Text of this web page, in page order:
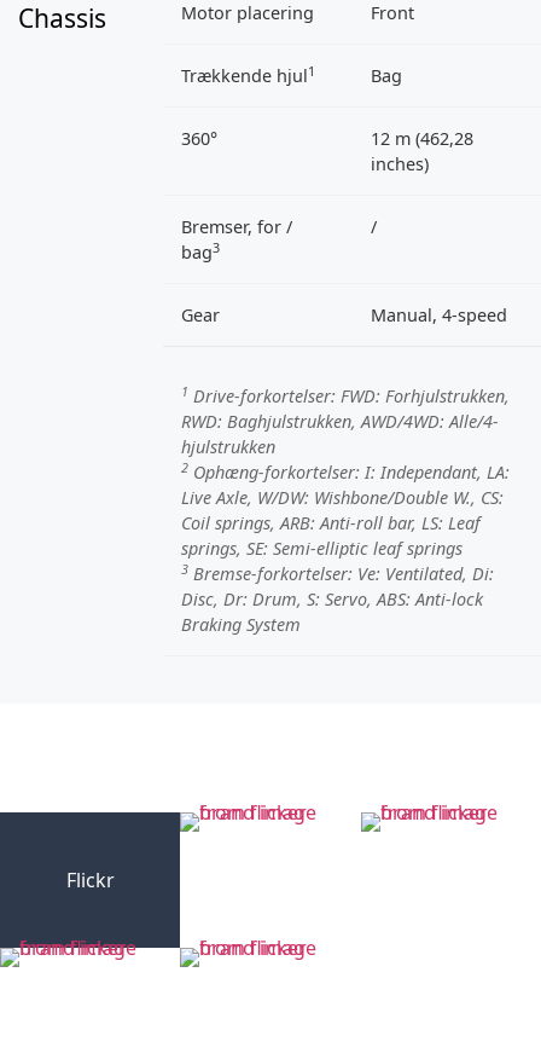
Chassis Motor placering Front
Trækkende hjul1 Bag
360°
12 m (462,28
inches)
Bremser, for /
bag3
/
Gear Manual, 4-speed
1 Drive-forkortelser: FWD: Forhjulstrukken,
RWD: Baghjulstrukken,AWD/4WD: Alle/4-
hjulstrukken
2 Ophæng-forkortelser: I: Independant, LA:
Live Axle, W/DW: Wishbone/Double W., CS:
Coil springs,ARB: Anti-roll bar, LS: Leaf
springs, SE: Semi-elliptic leaf springs
3 Bremse-forkortelser: Ve: Ventilated, Di:
Disc, Dr: Drum, S: Servo,ABS: Anti-lock
Braking System
Flickr